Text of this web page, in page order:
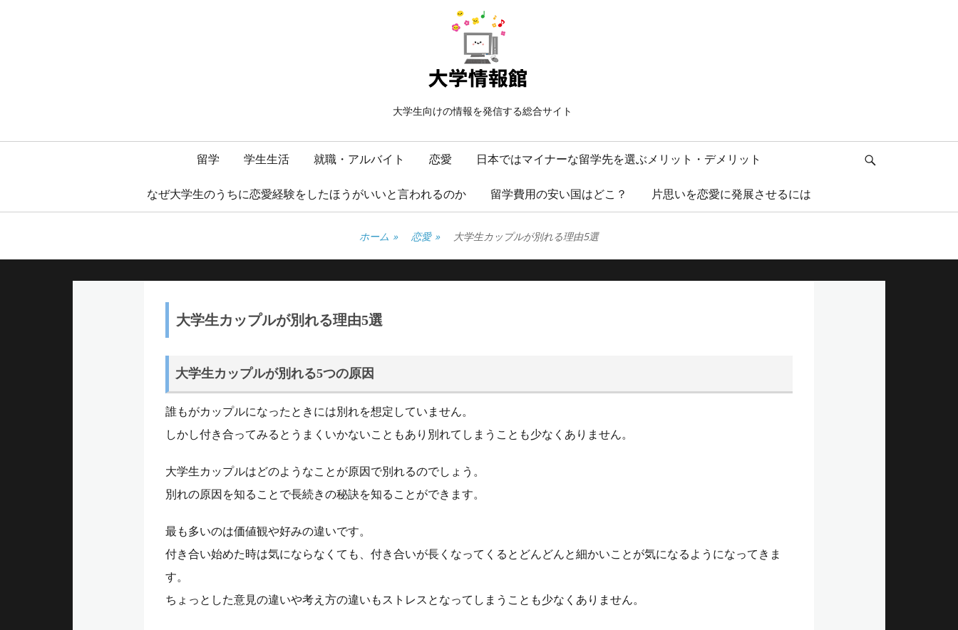
大学生向けの情報を発信する総合サイト
留学 学生生活 就職・アルバイト 恋愛 日本ではマイナーな留学先を選ぶメリット・デメリット
なぜ大学生のうちに恋愛経験をしたほうがいいと言われるのか 留学費用の安い国はどこ？ 片思いを恋愛に発展させるには
ホーム » 恋愛 » 大学生カップルが別れる理由5選
大学生カップルが別れる理由5選
大学生カップルが別れる5つの原因
誰もがカップルになったときには別れを想定していません。
しかし付き合ってみるとうまくいかないこともあり別れてしまうことも少なくありません。
大学生カップルはどのようなことが原因で別れるのでしょう。
別れの原因を知ることで長続きの秘訣を知ることができます。
最も多いのは価値観や好みの違いです。
付き合い始めた時は気にならなくても、付き合いが長くなってくるとどんどんと細かいことが気になるようになってきま
す。
ちょっとした意見の違いや考え方の違いもストレスとなってしまうことも少なくありません。